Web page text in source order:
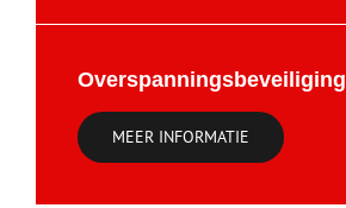
Overspanningsbeveiliging
MEER INFORMATIE